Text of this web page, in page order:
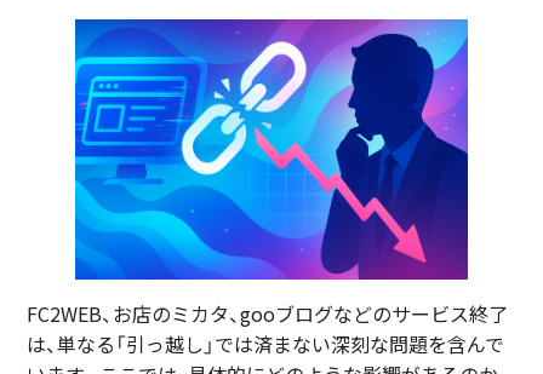
FC2WEB、お店のミカタ、gooブログなどのサービス終了
は、単なる「引っ越し」では済まない深刻な問題を含んで